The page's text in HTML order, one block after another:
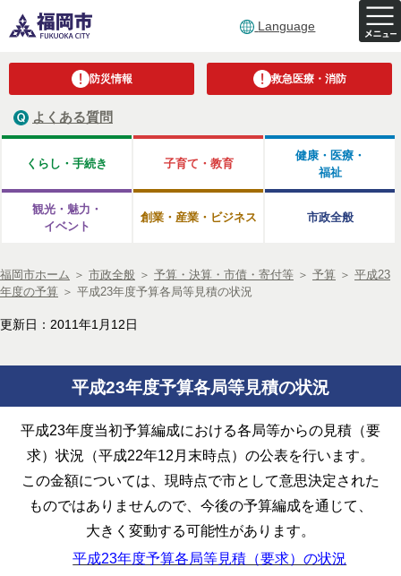
Language
防災情報 救急医療・消防
よくある質問
くらし・手続き 子育て・教育
健康・医療・
福祉
観光・魅力・
イベント
創業・産業・ビジネス 市政全般
福岡市ホーム ＞ 市政全般 ＞ 予算・決算・市債・寄付等 ＞ 予算 ＞ 平成23
年度の予算 ＞ 平成23年度予算各局等見積の状況
更新日：2011年1月12日
平成23年度予算各局等見積の状況
平成23年度当初予算編成における各局等からの見積（要
求）状況（平成22年12月末時点）の公表を行います。
この金額については、現時点で市として意思決定された
ものではありませんので、今後の予算編成を通じて、
大きく変動する可能性があります。
平成23年度予算各局等見積（要求）の状況